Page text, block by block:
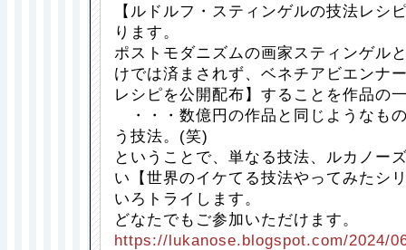
【ルドルフ・スティンゲルの技法レシ
ります。
ポストモダニズムの画家スティンゲル
けでは済まされず、ベネチアビエンナ
レシピを公開配布】することを作品の
・・・数億円の作品と同じようなも
う技法。(笑)
ということで、単なる技法、ルカノー
い【世界のイケてる技法やってみたシ
いろトライします。
どなたでもご参加いただけます。
https://lukanose.blogspot.com/2024/